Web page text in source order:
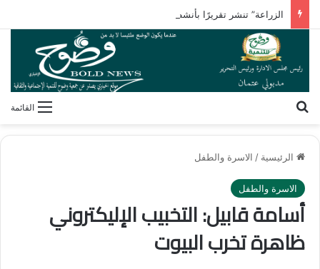
القائمة
الرئيسية / الاسرة والطفل
الاسرة والطفل
أسامة قابيل: التخبيب الإليكتروني
ظاهرة تخرب البيوت